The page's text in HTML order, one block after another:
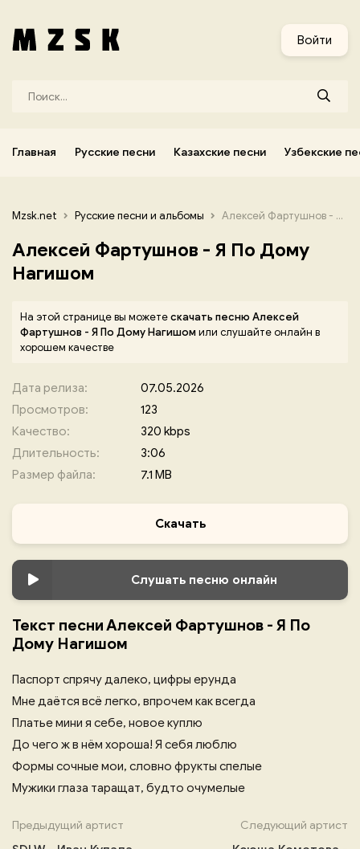
Войти
Главная Русские песни Казахские песни Узбекские
Mzsk.net Русские песни и альбомы Алексей Фартушнов - Я По Дому Нагишом
Алексей Фартушнов - Я По Дому
Нагишом
На этой странице вы можетескачать песню Алексей
Фартушнов - Я По Дому Нагишомили слушайте онлайн в
хорошем качестве
Дата релиза:
07.05.2026
Просмотров:
123
Качество:
320 kbps
Длительность:
3:06
Размер файла:
7.1 MB
Скачать
Слушать песню онлайн
Текст песни Алексей Фартушнов - Я По
Дому Нагишом
Паспорт спрячу далеко, цифры ерунда
Мне даётся всё легко, впрочем как всегда
Платье мини я себе, новое куплю
До чего ж в нём хороша! Я себя люблю
Формы сочные мои, словно фрукты спелые
Мужики глаза таращат, будто очумелые
Предыдущий артист Следующий артист
Узбекские песни Корейские песни